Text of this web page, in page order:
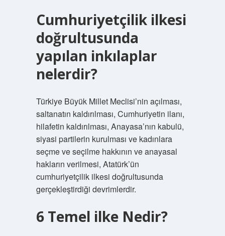
Cumhuriyetçilik ilkesi
doğrultusunda
yapılan inkılaplar
nelerdir?
Türkiye Büyük Millet Meclisi’nin açılması,
saltanatın kaldırılması, Cumhuriyetin ilanı,
hilafetin kaldırılması, Anayasa’nın kabulü,
siyasi partilerin kurulması ve kadınlara
seçme ve seçilme hakkının ve anayasal
hakların verilmesi, Atatürk’ün
cumhuriyetçilik ilkesi doğrultusunda
gerçekleştirdiği devrimlerdir.
6 Temel ilke Nedir?